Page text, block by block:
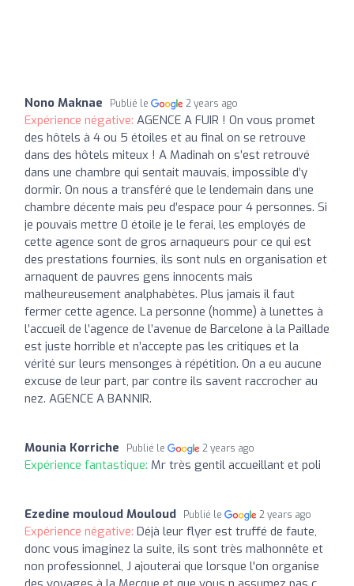
Nono Maknae Publié le 2 years ago
Expérience négative: AGENCE A FUIR ! On vous promet
des hôtels à 4 ou 5 étoiles et au final on se retrouve
dans des hôtels miteux ! A Madinah on s’est retrouvé
dans une chambre qui sentait mauvais, impossible d’y
dormir. On nous a transféré que le lendemain dans une
chambre décente mais peu d’espace pour 4 personnes. Si
je pouvais mettre 0 étoile je le ferai, les employés de
cette agence sont de gros arnaqueurs pour ce qui est
des prestations fournies, ils sont nuls en organisation et
arnaquent de pauvres gens innocents mais
malheureusement analphabètes. Plus jamais il faut
fermer cette agence. La personne (homme) à lunettes à
l’accueil de l’agence de l’avenue de Barcelone à la Paillade
est juste horrible et n’accepte pas les critiques et la
vérité sur leurs mensonges à répétition. On a eu aucune
excuse de leur part, par contre ils savent raccrocher au
nez. AGENCE A BANNIR.
Mounia Korriche Publié le 2 years ago
Expérience fantastique: Mr très gentil accueillant et poli
Ezedine mouloud Mouloud Publié le 2 years ago
Expérience négative: Déjà leur flyer est truffé de faute,
donc vous imaginez la suite, ils sont très malhonnête et
non professionnel, J ajouterai que lorsque l'on organise